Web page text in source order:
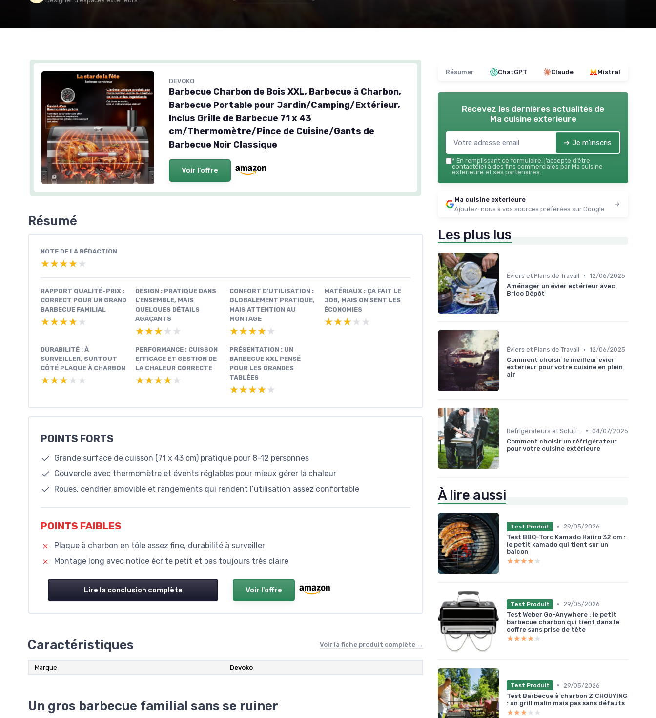
DEVOKO
Barbecue Charbon de Bois XXL, Barbecue à Charbon,
Barbecue Portable pour Jardin/Camping/Extérieur,
Inclus Grille de Barbecue 71 x 43
cm/Thermomètre/Pince de Cuisine/Gants de
Barbecue Noir Classique
Voir l'offre
Résumé
NOTE DE LA RÉDACTION
★★★★★
★★★★★
RAPPORT QUALITÉ-PRIX :
CORRECT POUR UN GRAND
BARBECUE FAMILIAL
★★★★★
★★★★★
DESIGN : PRATIQUE DANS
L’ENSEMBLE, MAIS
QUELQUES DÉTAILS
AGAÇANTS
★★★★★
★★★★★
CONFORT D’UTILISATION :
GLOBALEMENT PRATIQUE,
MAIS ATTENTION AU
MONTAGE
★★★★★
★★★★★
MATÉRIAUX : ÇA FAIT LE
JOB, MAIS ON SENT LES
ÉCONOMIES
★★★★★
★★★★★
DURABILITÉ : À
SURVEILLER, SURTOUT
CÔTÉ PLAQUE À CHARBON
★★★★★
★★★★★
PERFORMANCE : CUISSON
EFFICACE ET GESTION DE
LA CHALEUR CORRECTE
★★★★★
★★★★★
PRÉSENTATION : UN
BARBECUE XXL PENSÉ
POUR LES GRANDES
TABLÉES
★★★★★
★★★★★
POINTS FORTS
Grande surface de cuisson (71 x 43 cm) pratique pour 8-12 personnes
Couvercle avec thermomètre et évents réglables pour mieux gérer la chaleur
Roues, cendrier amovible et rangements qui rendent l’utilisation assez confortable
POINTS FAIBLES
Plaque à charbon en tôle assez fine, durabilité à surveiller
Montage long avec notice écrite petit et pas toujours très claire
Lire la conclusion complète Voir l'offre
Caractéristiques Voir la fiche produit complète →
Marque Devoko
Un gros barbecue familial sans se ruiner
Résumer ChatGPT Claude Mistral
Recevez les dernières actualités de
Ma cuisine exterieure
➔ Je m'inscris
* En remplissant ce formulaire, j’accepte d’être
contacté(e) à des fins commerciales par Ma cuisine
exterieure et ses partenaires.
Ma cuisine exterieure
Ajoutez-nous à vos sources préférées sur Google
Les plus lus
Éviers et Plans de Travail • 12/06/2025
Aménager un évier extérieur avec
Brico Dépôt
Éviers et Plans de Travail • 12/06/2025
Comment choisir le meilleur evier
exterieur pour votre cuisine en plein
air
• 04/07/2025
Comment choisir un réfrigérateur
pour votre cuisine extérieure
À lire aussi
Test Produit •
29/05/2026
Test BBQ-Toro Kamado Haiiro 32 cm :
le petit kamado qui tient sur un
balcon
★★★★★
★★★★★
Test Produit •
29/05/2026
Test Weber Go-Anywhere : le petit
barbecue charbon qui tient dans le
coffre sans prise de tête
★★★★★
★★★★★
Test Produit •
29/05/2026
Test Barbecue à charbon ZICHOUYING
: un grill malin mais pas sans défauts
★★★★★
★★★★★